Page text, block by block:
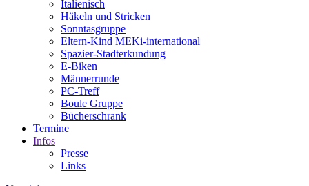
Italienisch
Häkeln und Stricken
Sonntasgruppe
Eltern-Kind MEKi-international
Spazier-Stadterkundung
E-Biken
Männerrunde
PC-Treff
Boule Gruppe
Bücherschrank
Termine
Infos
Presse
Links